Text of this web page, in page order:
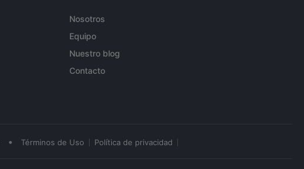
Nosotros
Equipo
Nuestro blog
Contacto
• Términos de Uso Política de privacidad